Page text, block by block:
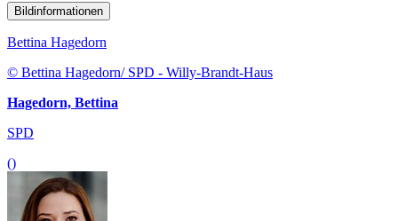
Bildinformationen
Bettina Hagedorn
© Bettina Hagedorn/ SPD - Willy-Brandt-Haus
Hagedorn, Bettina
SPD
()